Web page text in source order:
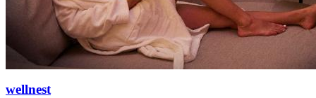
wellnest